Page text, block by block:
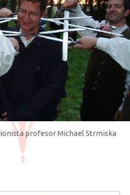
profesor Michael Strmiska